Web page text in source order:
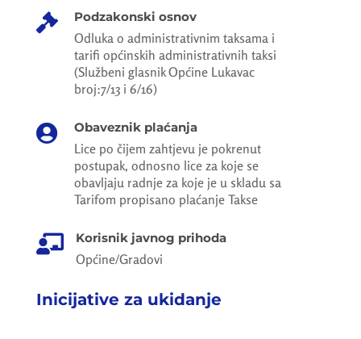
 Podzakonski osnov
Odluka o administrativnim taksama i
tarifi općinskih administrativnih taksi
(Službeni glasnik Općine Lukavac
broj:7/13 i 6/16)
 Obaveznik plaćanja
Lice po čijem zahtjevu je pokrenut
postupak, odnosno lice za koje se
obavljaju radnje za koje je u skladu sa
Tarifom propisano plaćanje Takse
 Korisnik javnog prihoda
Općine/Gradovi
Inicijative za ukidanje